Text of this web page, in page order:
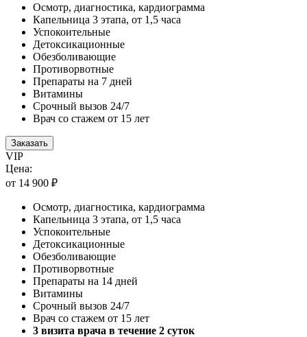
Осмотр, диагностика, кардиограмма
Капельница 3 этапа, от 1,5 часа
Успокоительные
Детоксикационные
Обезболивающие
Противорвотные
Препараты на 7 дней
Витамины
Срочный вызов 24/7
Врач со стажем от 15 лет
Заказать
VIP
Цена:
от 14 900 ₽
Осмотр, диагностика, кардиограмма
Капельница 3 этапа, от 1,5 часа
Успокоительные
Детоксикационные
Обезболивающие
Противорвотные
Препараты на 14 дней
Витамины
Срочный вызов 24/7
Врач со стажем от 15 лет
3 визита врача в течение 2 суток